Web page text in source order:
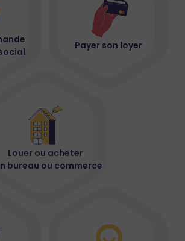
Payer son loyer
Louer ou acheter
bureau ou commerce